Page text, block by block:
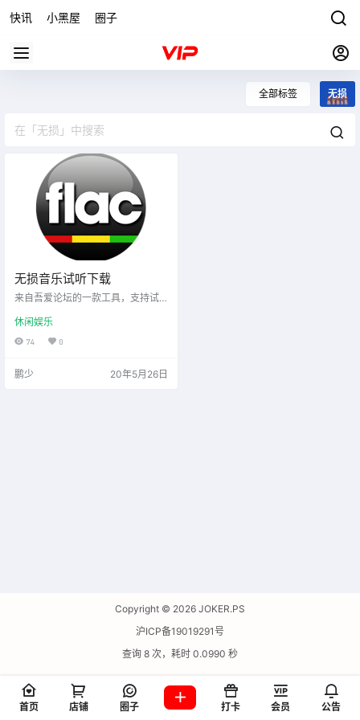
快讯 小黑屋 圈子
全部标签 无损
无损音乐试听下载
来自吾爱论坛的一款工具，支持试
休闲娱乐
74 0
鹏少 20年5月26日
Copyright © 2026 JOKER.PS
沪ICP备19019291号
查询 8 次，耗时 0.0990 秒
首页 店铺 圈子 打卡 会员 公告